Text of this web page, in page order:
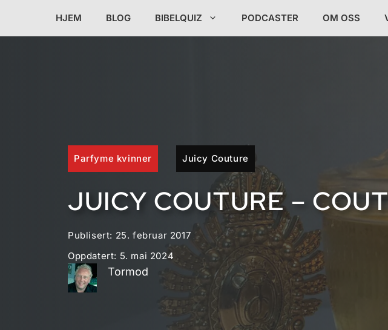
HJEM BLOG BIBELQUIZ PODCASTER OM OSS
Parfyme kvinner Juicy Couture
JUICY COUTURE –
Publisert: 25. februar 2017
Oppdatert: 5. mai 2024
Tormod